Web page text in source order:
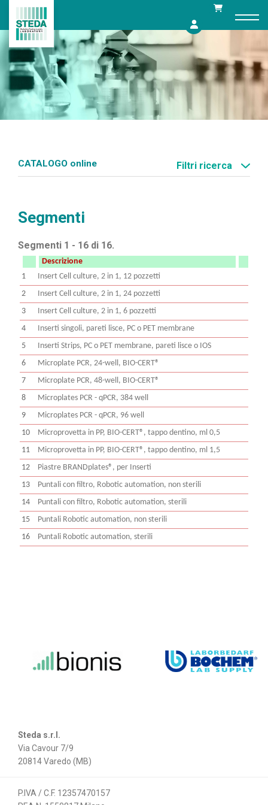
content
CATALOGO online Filtri ricerca
Segmenti
Segmenti 1 - 16 di 16.
Descrizione
1
Insert Cell culture, 2 in 1, 12 pozzetti
2
Insert Cell culture, 2 in 1, 24 pozzetti
3
Insert Cell culture, 2 in 1, 6 pozzetti
4
Inserti singoli, pareti lisce, PC o PET membrane
5
Inserti Strips, PC o PET membrane, pareti lisce o IOS
6
Microplate PCR, 24-well, BIO-CERT®
7
Microplate PCR, 48-well, BIO-CERT®
8
Microplates PCR - qPCR, 384 well
9
Microplates PCR - qPCR, 96 well
10
Microprovetta in PP, BIO-CERT®, tappo dentino, ml 0,5
11
Microprovetta in PP, BIO-CERT®, tappo dentino, ml 1,5
12
Piastre BRANDplates®, per Inserti
13
Puntali con filtro, Robotic automation, non sterili
14
Puntali con filtro, Robotic automation, sterili
15
Puntali Robotic automation, non sterili
16
Puntali Robotic automation, sterili
Steda s.r.l.
Via Cavour 7/9
20814 Varedo (MB)
P.IVA / C.F. 12357470157